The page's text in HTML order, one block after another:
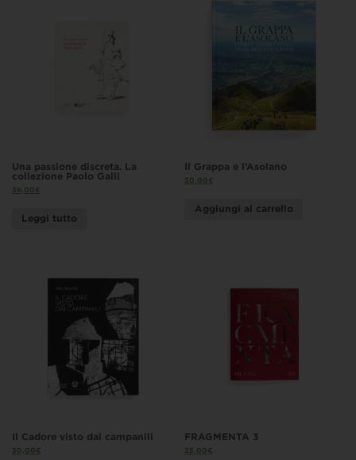
Una passione discreta. La
collezione Paolo Galli
36,00€
Leggi tutto
Il Grappa e l’Asolano
50,00€
Aggiungi al carrello
Il Cadore visto dai campanili
30,00€
FRAGMENTA 3
25,00€